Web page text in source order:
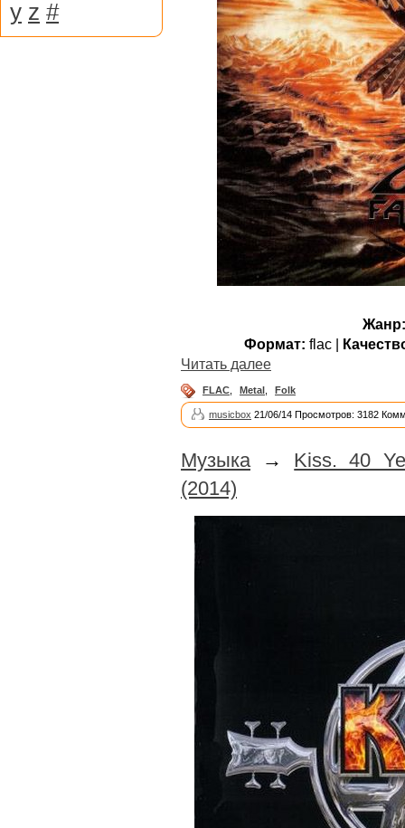
Жанр:
Формат: flac |
Читать далее
FLAC Metal Folk
musicbox 21/06/14 Просмотров: 3182
Музыка→ Kiss. 40
(2014)
y z #